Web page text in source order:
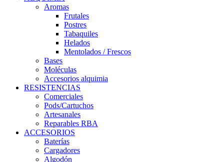
Aromas
Frutales
Postres
Tabaquiles
Helados
Mentolados / Frescos
Bases
Moléculas
Accesorios alquimia
RESISTENCIAS
Comerciales
Pods/Cartuchos
Artesanales
Reparables RBA
ACCESORIOS
Baterías
Cargadores
Algodón